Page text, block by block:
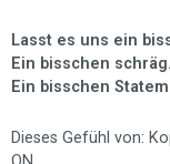
Lasst es uns ein
Ein bisschen schräg.
Ein bisschen
Dieses Gefühl von: